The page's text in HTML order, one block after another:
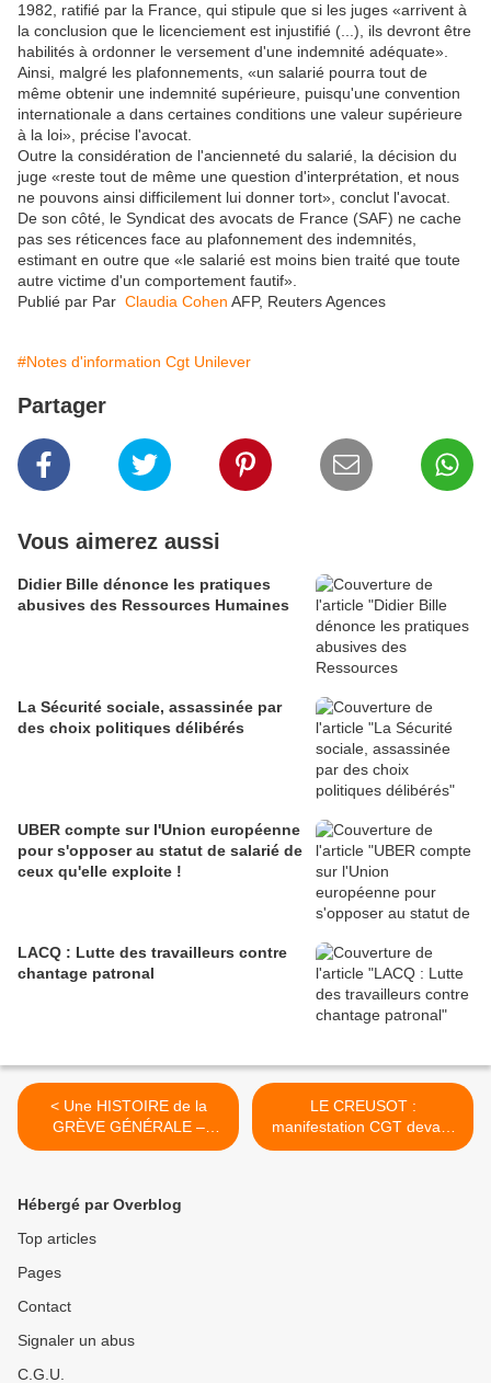
1982, ratifié par la France, qui stipule que si les juges «arrivent à
la conclusion que le licenciement est injustifié (...), ils devront être
habilités à ordonner le versement d'une indemnité adéquate».
Ainsi, malgré les plafonnements, «un salarié pourra tout de
même obtenir une indemnité supérieure, puisqu'une convention
internationale a dans certaines conditions une valeur supérieure
à la loi», précise l'avocat.
Outre la considération de l'ancienneté du salarié, la décision du
juge «reste tout de même une question d'interprétation, et nous
ne pouvons ainsi difficilement lui donner tort», conclut l'avocat.
De son côté, le Syndicat des avocats de France (SAF) ne cache
pas ses réticences face au plafonnement des indemnités,
estimant en outre que «le salarié est moins bien traité que toute
autre victime d'un comportement fautif».
Publié par Par Claudia Cohen AFP, Reuters Agences
#Notes d'information Cgt Unilever
Partager
Vous aimerez aussi
Didier Bille dénonce les pratiques
abusives des Ressources Humaines
La Sécurité sociale, assassinée par
des choix politiques délibérés
UBER compte sur l'Union européenne
pour s'opposer au statut de salarié de
ceux qu'elle exploite !
LACQ : Lutte des travailleurs contre
chantage patronal
< Une HISTOIRE de la
GRÈVE GÉNÉRALE –
vidéo-
LE CREUSOT :
manifestation CGT devant
le commissariat >
Hébergé par Overblog
Top articles
Pages
Contact
Signaler un abus
C.G.U.